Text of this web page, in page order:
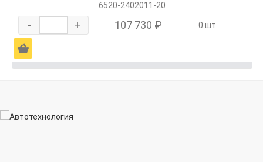
6520-2402011-20
- + 107 730 ₽ 0 шт.
Ä